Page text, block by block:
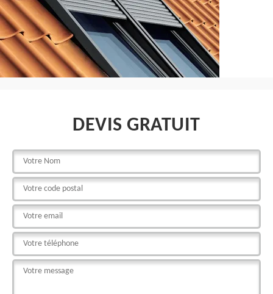
DEVIS GRATUIT